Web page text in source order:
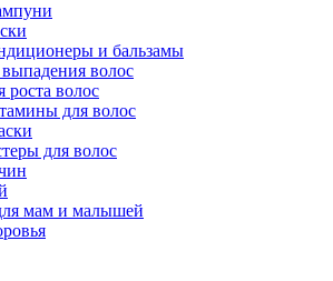
и бальзамы
волос
роста волос
для волос
для волос
мам и малышей